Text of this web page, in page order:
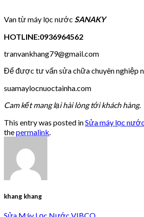
Van từ máy lọc nước SANAKY
HOTLINE:0936964562
tranvankhang79@gmail.com
Để được tư vấn sửa chữa chuyên nghiệp
suamaylocnuoctainha.com
Cam kết mang lại hài lòng tới khách hàng.
This entry was posted inSửa máy lọc
thepermalink
khang khang